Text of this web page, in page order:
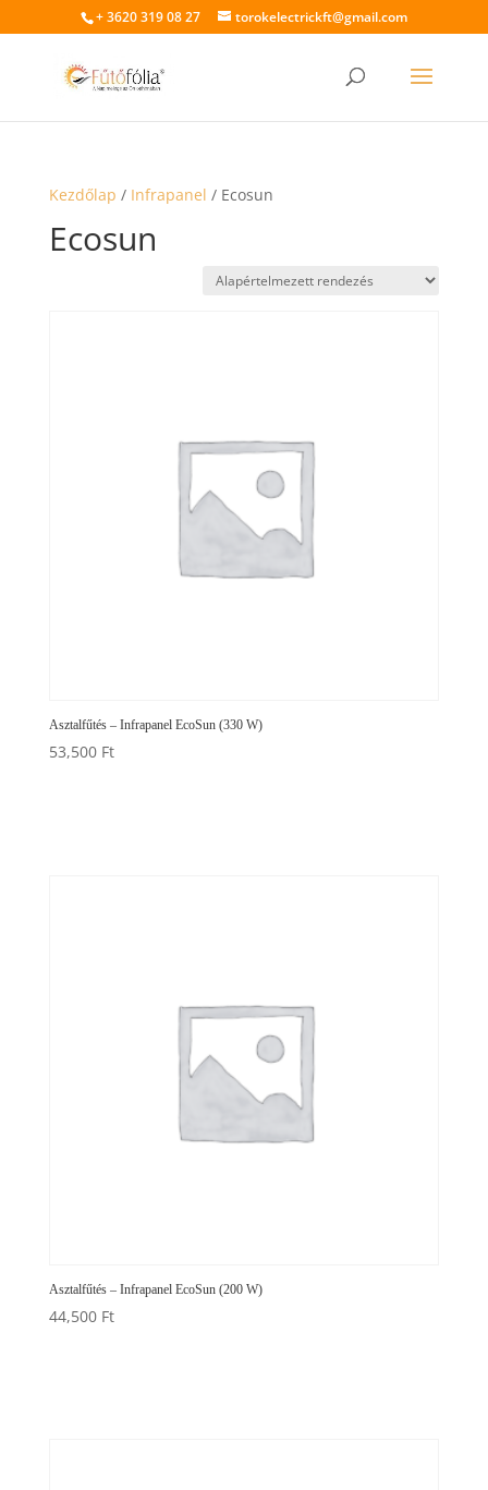
+ 3620 319 08 27 torokelectrickft@gmail.com
Kezdőlap / Infrapanel / Ecosun
Ecosun
Asztalfűtés – Infrapanel EcoSun (330 W)
53,500 Ft
Asztalfűtés – Infrapanel EcoSun (200 W)
44,500 Ft